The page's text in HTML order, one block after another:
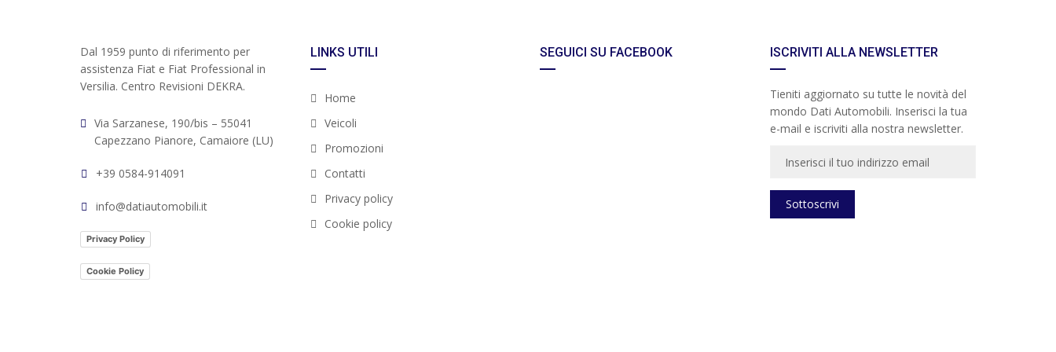
Dal 1959 punto di riferimento per
assistenza Fiat e Fiat Professional in
Versilia. Centro Revisioni DEKRA.
Via Sarzanese, 190/bis – 55041
Capezzano Pianore, Camaiore (LU)
+39 0584-914091
info@datiautomobili.it
Privacy Policy
Cookie Policy
LINKS UTILI
Home
Veicoli
Promozioni
Contatti
Privacy policy
Cookie policy
SEGUICI SU FACEBOOK ISCRIVITI ALLA NEWSLETTER
Tieniti aggiornato su tutte le novità del
mondo Dati Automobili. Inserisci la tua
e-mail e iscriviti alla nostra newsletter.
Sottoscrivi